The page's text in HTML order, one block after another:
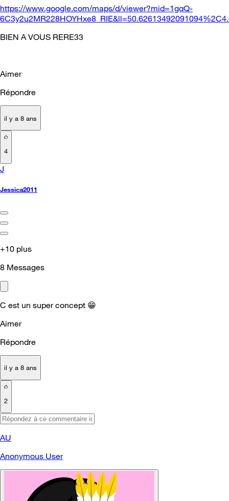
https://www.google.com/maps/d/viewer?mid=1gqQ-
BIEN A VOUS RERE33
Aimer
Répondre
il y a 8 ans
4
J
Jessica2011
+10 plus
8 Messages
C est un super concept 😁
Aimer
Répondre
il y a 8 ans
2
AU
Anonymous User